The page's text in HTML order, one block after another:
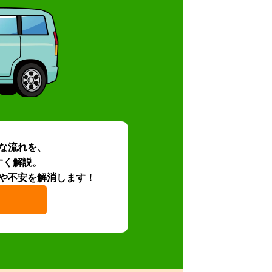
流れを、
解説。
不安を解消します！